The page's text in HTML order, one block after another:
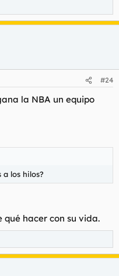
#24
la NBA un equipo
los hilos?
hacer con su vida.